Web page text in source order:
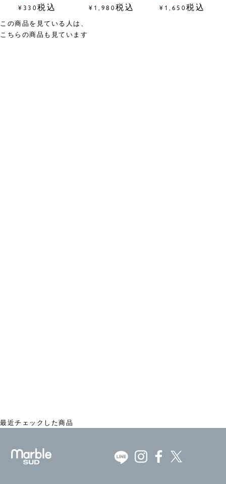
¥ 330税込
¥ 1,980税込
¥ 1,650税込
この商品を見ている人は、
こちらの商品も見ています
最近チェックした商品